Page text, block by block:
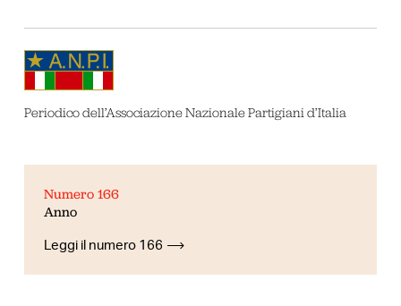
Periodico dell’Associazione Nazionale Partigiani d’Italia
Numero 166
Anno
Leggi il numero 166